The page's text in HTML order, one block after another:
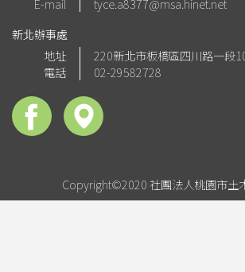
E-mail
tyce.a8377@msa.hinet.net
新北辦事處
地址
220新北市板橋區四川路一段
電話
02-29582728
Copyright©2020 社團法人桃園市土